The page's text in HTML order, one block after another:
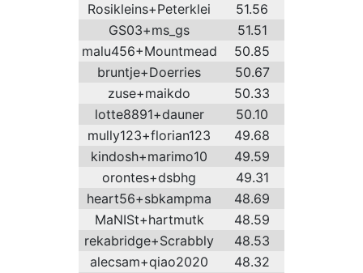
Rosikleins+Peterklei
51.56
GS03+ms_gs
51.51
malu456+Mountmead
50.85
bruntje+Doerries
50.67
zuse+maikdo
50.33
lotte8891+dauner
50.10
mully123+florian123
49.68
kindosh+marimo10
49.59
orontes+dsbhg
49.31
heart56+sbkampma
48.69
MaNISt+hartmutk
48.59
rekabridge+Scrabbly
48.53
alecsam+qiao2020
48.32